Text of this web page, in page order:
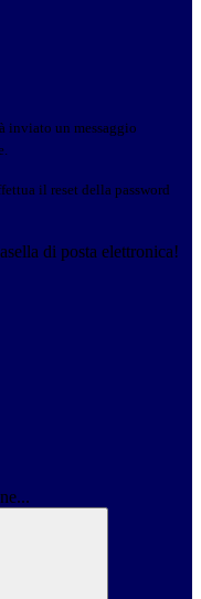
inviato un messaggio
il reset della password
di posta elettronica!